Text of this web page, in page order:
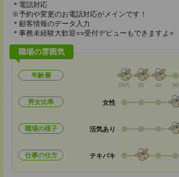
＊電話対応
※予約や変更のお電話対応がメインです！
＊顧客情報のデータ入力
＊事務未経験大歓迎○○受付デビューもできますよ○
職場の雰囲気
年齢層
20代 30 40 50
男女比率 女性
職場の様子 活気あり
仕事の仕方 テキパキ